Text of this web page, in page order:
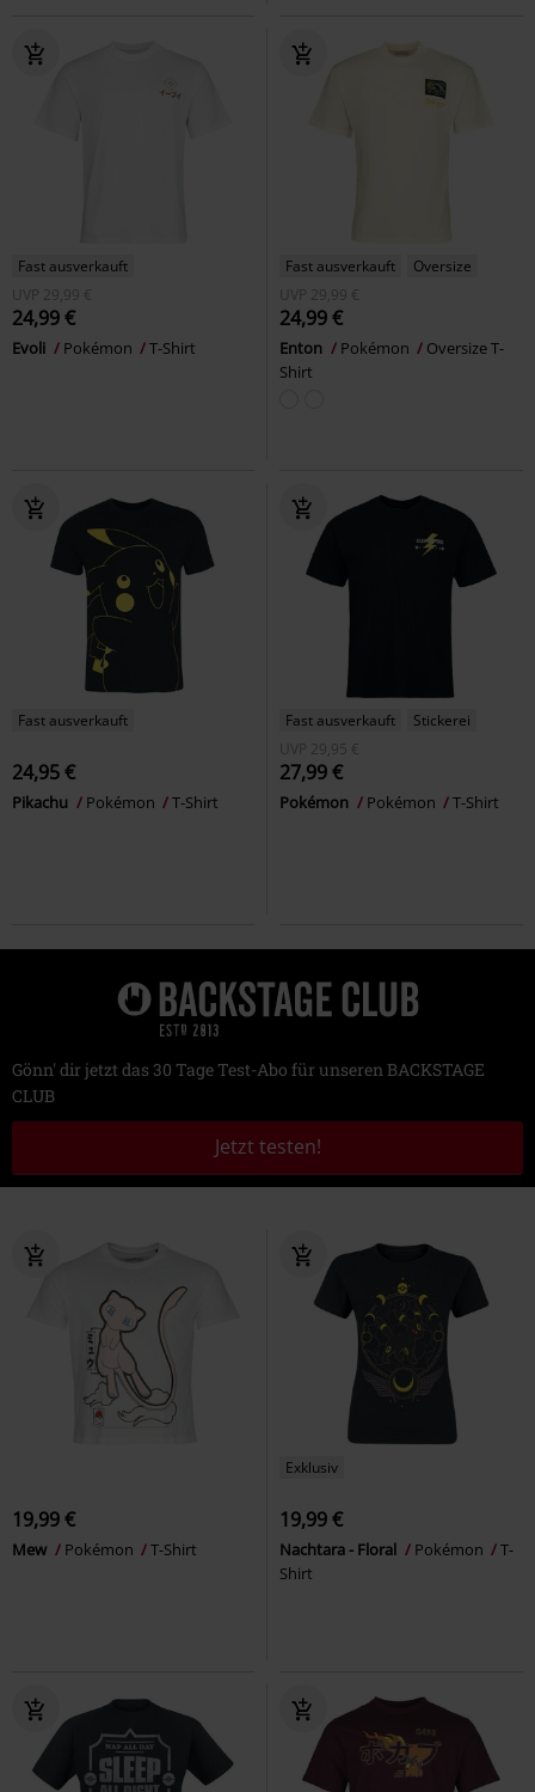
Fast ausverkauft
UVP
29,99 €
24,99 €
Evoli Pokémon T-Shirt
Fast ausverkauft
Oversize
UVP
29,99 €
24,99 €
Enton Pokémon
Oversize T-
Shirt
Fast ausverkauft
24,95 €
Pikachu Pokémon T-Shirt
Fast ausverkauft
Stickerei
UVP
29,95 €
27,99 €
Pokémon Pokémon T-Shirt
Gönn' dir jetzt das 30 Tage Test-Abo für unseren BACKSTAGE
CLUB
Jetzt testen!
19,99 €
Mew Pokémon T-Shirt
Exklusiv
19,99 €
Nachtara - Floral Pokémon
T-
Shirt